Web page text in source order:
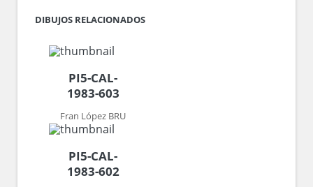
DIBUJOS RELACIONADOS
PI5-CAL-
1983-603
Fran López BRU
PI5-CAL-
1983-602